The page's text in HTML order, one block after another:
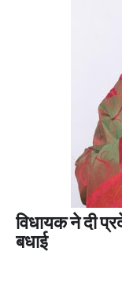
विधायक ने दी
बधाई